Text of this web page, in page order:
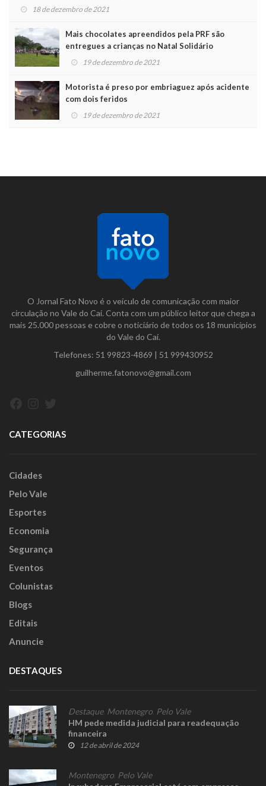
18 de dezembro de 2021
Mais chocolates apreendidos pela PRF são
entregues a crianças no Natal Solidário
19 de dezembro de 2021
Motorista é preso por embriaguez após acidente
com dois feridos
19 de dezembro de 2021
O Jornal Fato Novo é o veículo de comunicação com maior
circulação no Vale do Caí. Conta com um público leitor que chega a
mais 25.000 pessoas e cobre o noticiário de todos os 18 municípios
do Vale do Caí.
Telefones: 51 99823-4869 | 51 999430952
guilherme.fatonovo@gmail.com
CATEGORIAS
Cidades
Pelo Vale
Esportes
Economia
Segurança
Eventos
Colunistas
Blogs
Editais
Anuncie
DESTAQUES
Destaque, Montenegro Pelo Vale
HM pede medida judicial para readequação
financeira
12 de abril de 2024
Montenegro Pelo Vale